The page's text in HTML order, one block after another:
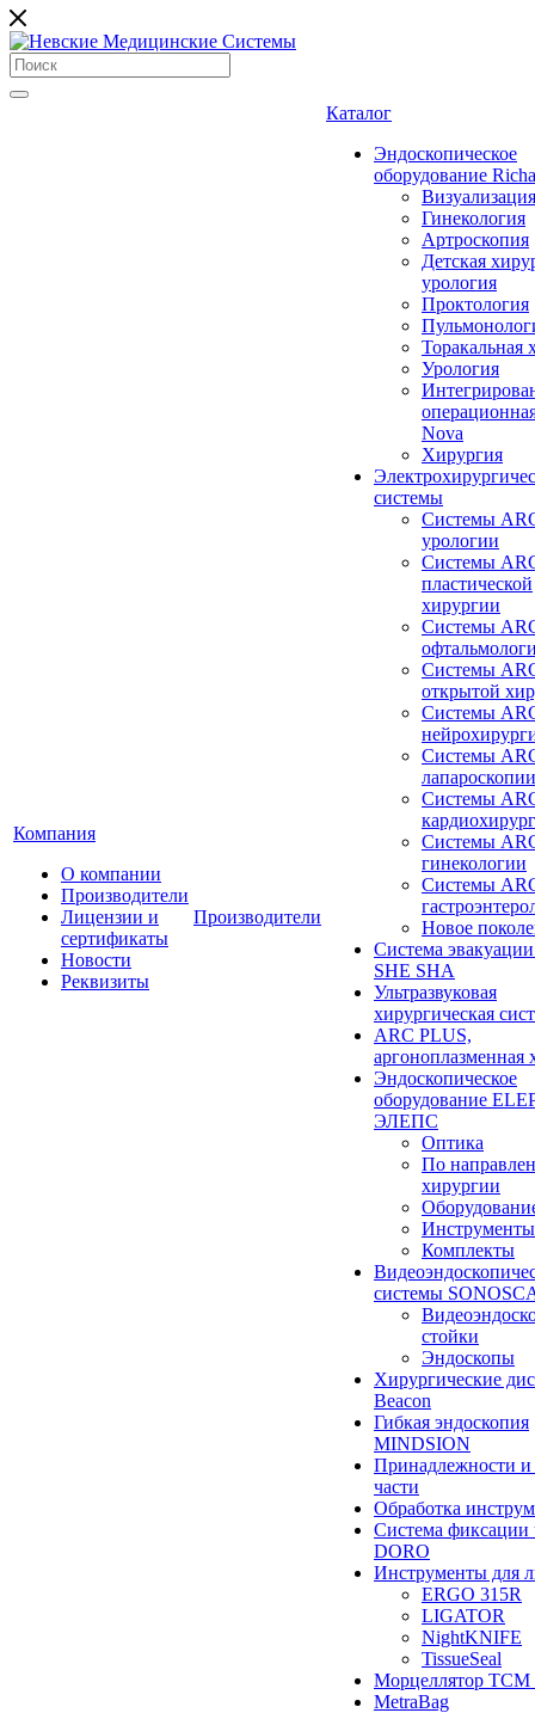
Компания
О компании
Производители
Лицензии и
сертификаты
Новости
Реквизиты
Производители
Каталог
Эндоскопическое
оборудование
Визуализация
Гинекология
Артроскопия
Детская
урология
Проктология
Торакальная
Урология
Nova
Хирургия
системы
Системы
урологии
Системы
пластической
хирургии
Системы
Системы
открытой
Системы
Системы
лапароскопии
Системы
Системы
гинекологии
Системы
Новое
Система
SHE SHA
Ультразвуковая
хирургическая
ARC PLUS,
аргоноплазменная
Эндоскопическое
оборудование
ЭЛЕПС
Оптика
По
хирургии
Инструменты
Комплекты
системы
стойки
Эндоскопы
Хирургические
Beacon
Гибкая эндоскопия
MINDSION
Принадлежности и
части
Обработка
Система фиксации
DORO
Инструменты для
ERGO 315R
LIGATOR
NightKNIFE
TissueSeal
Морцеллятор ТСМ
MetraBag